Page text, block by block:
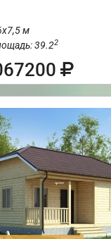
м
39.22